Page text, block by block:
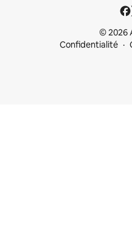
© 2026
Confidentialité